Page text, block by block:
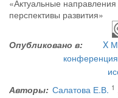
Опубликовано в:
X
Авторы: Салатова Е.В. 1